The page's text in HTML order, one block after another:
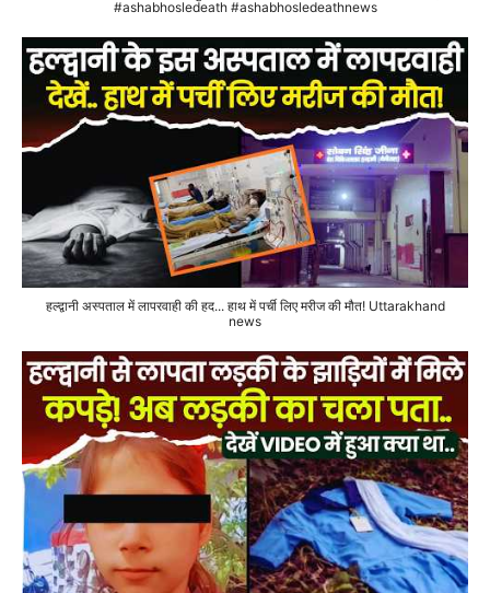
#ashabhosledeath #ashabhosledeathnews
हल्द्वानी अस्पताल में लापरवाही की हद... हाथ में पर्ची लिए मरीज की मौत! Uttarakhand
news